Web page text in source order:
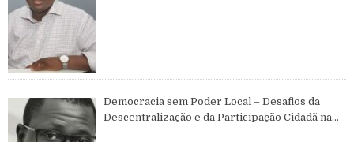
Democracia sem Poder Local – Desafios da
Descentralização e da Participação Cidadã na